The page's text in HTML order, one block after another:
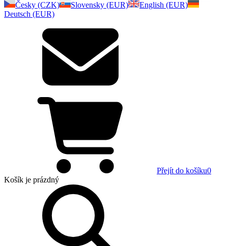
Česky (CZK)
Slovensky (EUR)
English (EUR)
Deutsch (EUR)
Přejít do košíku0
Košík je prázdný